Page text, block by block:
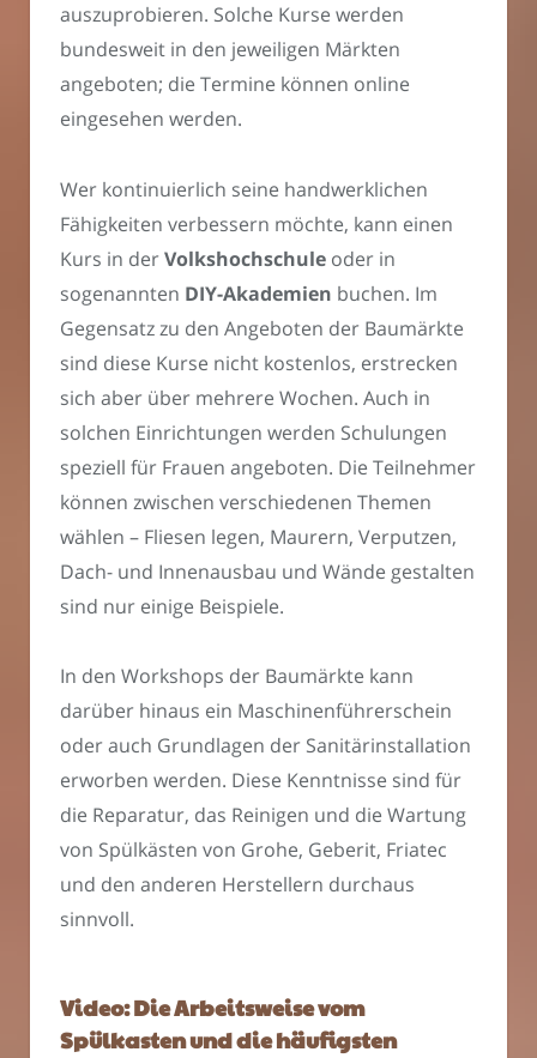
auszuprobieren. Solche Kurse werden
bundesweit in den jeweiligen Märkten
angeboten; die Termine können online
eingesehen werden.
Wer kontinuierlich seine handwerklichen
Fähigkeiten verbessern möchte, kann einen
Kurs in derVolkshochschule oder in
sogenannten DIY-Akademien buchen. Im
Gegensatz zu den Angeboten der Baumärkte
sind diese Kurse nicht kostenlos, erstrecken
sich aber über mehrere Wochen. Auch in
solchen Einrichtungen werden Schulungen
speziell für Frauen angeboten. Die Teilnehmer
können zwischen verschiedenen Themen
wählen – Fliesen legen, Maurern, Verputzen,
Dach- und Innenausbau und Wände gestalten
sind nur einige Beispiele.
In den Workshops der Baumärkte kann
darüber hinaus ein Maschinenführerschein
oder auch Grundlagen der Sanitärinstallation
erworben werden. Diese Kenntnisse sind für
die Reparatur, das Reinigen und die Wartung
von Spülkästen von Grohe, Geberit, Friatec
und den anderen Herstellern durchaus
sinnvoll.
Video: Die Arbeitsweise vom
Spülkasten und die häufigsten